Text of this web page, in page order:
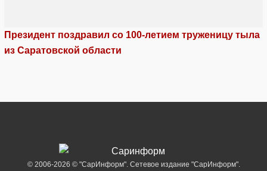
Президент поздравил со 100-летием труженицу тыла
из Саратовской области
© 2006-2026 © "СарИнформ". Сетевое издание "СарИнформ".